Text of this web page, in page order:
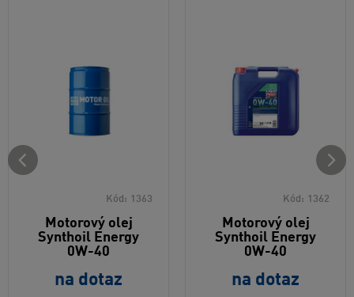
Kód: 1363
Motorový olej
Synthoil Energy
0W-40
na dotaz
Kód: 1362
Motorový olej
Synthoil Energy
0W-40
na dotaz